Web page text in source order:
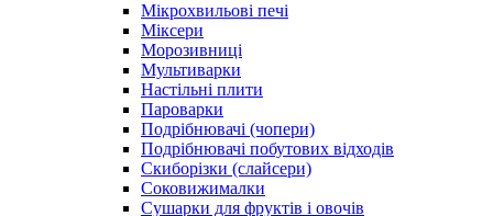
Мікрохвильові печі
Міксери
Морозивниці
Мультиварки
Настільні плити
Пароварки
Подрібнювачі (чопери)
Подрібнювачі побутових відходів
Скиборізки (слайсери)
Соковижималки
Сушарки для фруктів і овочів